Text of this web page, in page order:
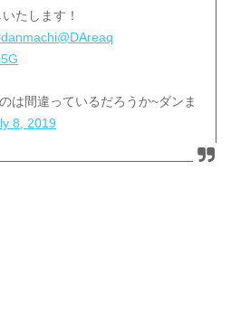
たします！
@DAreaq
は間違っているだろうか~ダンま
8, 2019